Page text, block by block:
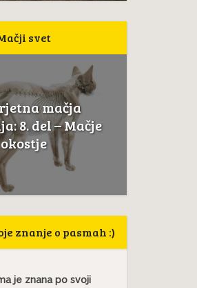
svet
Če mačka sope kakor
to ni normalno,
znanje o pasmah :)
je znana po svoji